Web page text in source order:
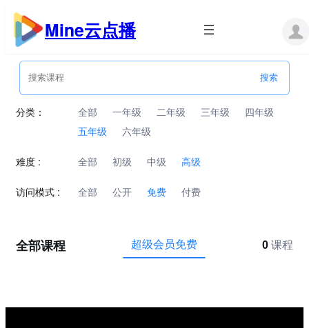
跳
内
Mine云点播
分类： 全部 一年级 二年级 三年级
四年级
五年级
六年级
难度 : 全部 初级 中级 高级
访问模式 : 全部 公开 免费 付费
全部课程 超级会员免费 0 课程